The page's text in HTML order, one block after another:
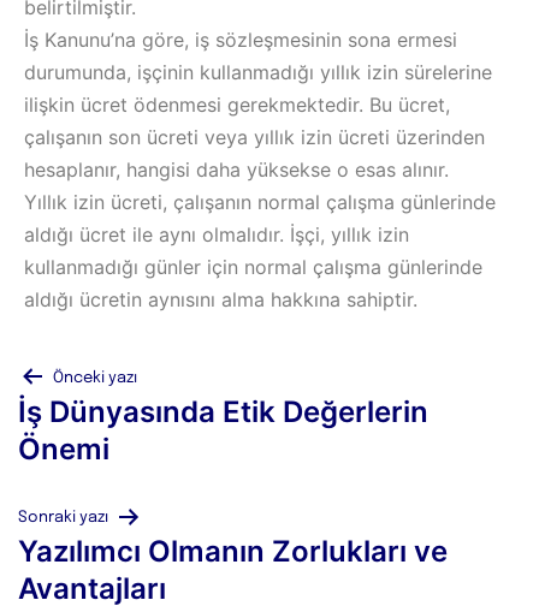
belirtilmiştir.
İş Kanunu’na göre, iş sözleşmesinin sona ermesi
durumunda, işçinin kullanmadığı yıllık izin sürelerine
ilişkin ücret ödenmesi gerekmektedir. Bu ücret,
çalışanın son ücreti veya yıllık izin ücreti üzerinden
hesaplanır, hangisi daha yüksekse o esas alınır.
Yıllık izin ücreti, çalışanın normal çalışma günlerinde
aldığı ücret ile aynı olmalıdır. İşçi, yıllık izin
kullanmadığı günler için normal çalışma günlerinde
aldığı ücretin aynısını alma hakkına sahiptir.
Önceki yazı
İş Dünyasında Etik Değerlerin
Önemi
Sonraki yazı
Yazılımcı Olmanın Zorlukları ve
Avantajları